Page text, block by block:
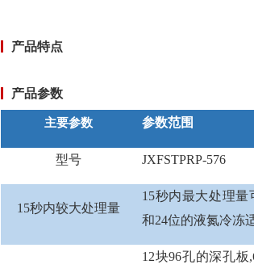
产品特点
产品参数
主要参数 参数范围
型号 JXFSTPRP-576
15秒内较大处理量
15秒内最大处理量
和24位的液氮冷冻
12块96孔的深孔